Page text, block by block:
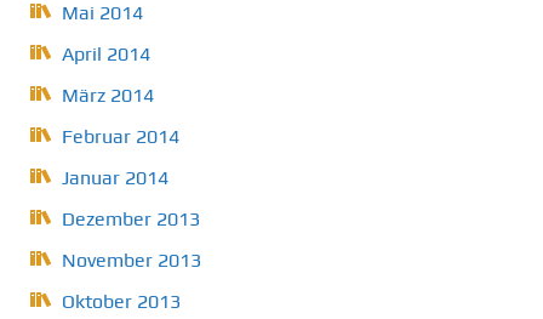
Mai 2014
April 2014
März 2014
Februar 2014
Januar 2014
Dezember 2013
November 2013
Oktober 2013